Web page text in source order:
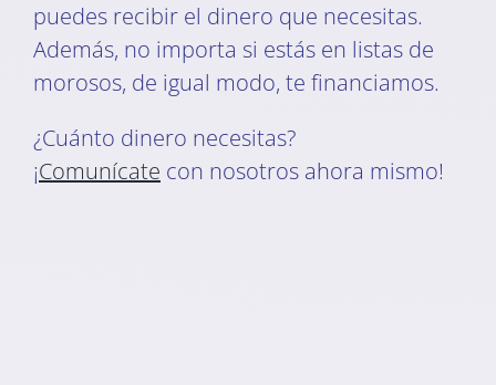
puedes recibir el dinero que necesitas.
Además, no importa si estás en listas de
morosos, de igual modo, te financiamos.
¿Cuánto dinero necesitas?
¡Comunícate con nosotros ahora mismo!